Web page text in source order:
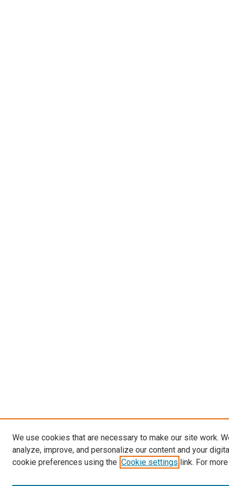
We use cookies that are necessary to make our site work.
analyze, improve, and personalize our content and your
cookie preferences using the Cookie settings link. For